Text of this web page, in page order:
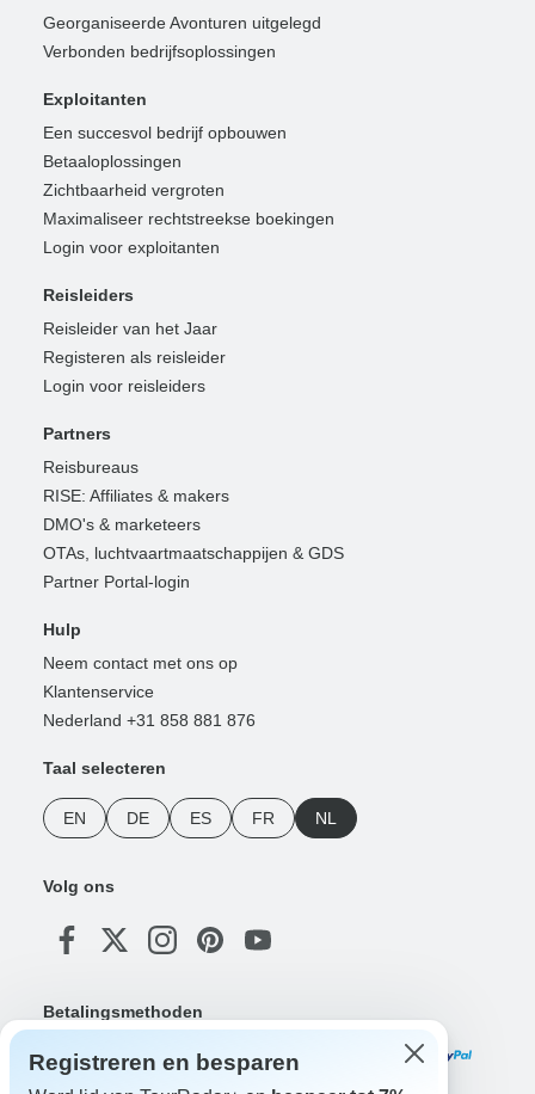
Georganiseerde Avonturen uitgelegd
Verbonden bedrijfsoplossingen
Exploitanten
Een succesvol bedrijf opbouwen
Betaaloplossingen
Zichtbaarheid vergroten
Maximaliseer rechtstreekse boekingen
Login voor exploitanten
Reisleiders
Reisleider van het Jaar
Registeren als reisleider
Login voor reisleiders
Partners
Reisbureaus
RISE: Affiliates & makers
DMO's & marketeers
OTAs, luchtvaartmaatschappijen & GDS
Partner Portal-login
Hulp
Neem contact met ons op
Klantenservice
Nederland +31 858 881 876
Taal selecteren
EN DE ES FR NL
Volg ons
Betalingsmethoden
Registreren en besparen